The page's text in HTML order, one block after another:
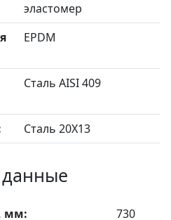
эластомер
EPDM
Сталь AISI 409
Сталь 20X13
данные
мм: 730